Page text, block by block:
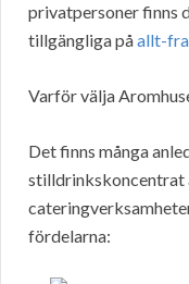
privatpersoner finns
tillgängliga påallt-
Varför välja
Det finns många
stilldrinkskoncentrat
fördelarna: